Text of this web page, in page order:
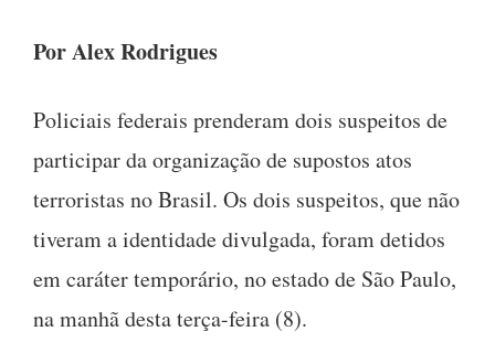
Por Alex Rodrigues
Policiais federais prenderam dois suspeitos de
participar da organização de supostos atos
terroristas no Brasil. Os dois suspeitos, que não
tiveram a identidade divulgada, foram detidos
em caráter temporário, no estado de São Paulo,
na manhã desta terça-feira (8).